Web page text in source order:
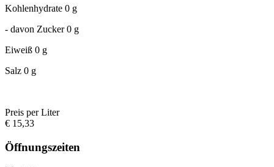
Kohlenhydrate 0 g
- davon Zucker 0 g
Eiweiß 0 g
Salz 0 g
Preis per Liter
€ 15,33
Öffnungszeiten